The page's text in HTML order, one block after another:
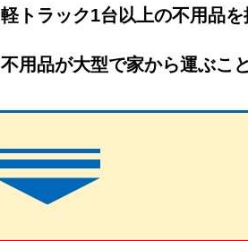
軽トラック1台以上の不用品
不用品が大型で家から運ぶこ